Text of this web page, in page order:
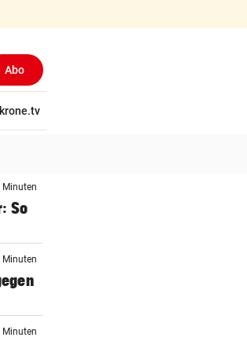
Abo
krone.tv
Minuten
So
Minuten
Minuten